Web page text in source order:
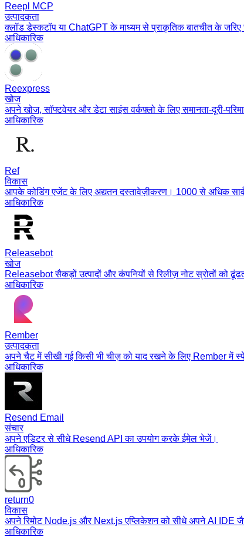
Reepl MCP
उत्पादकता
क्लॉड डेस्कटॉप या ChatGPT के माध्यम से प्राकृतिक बातचीत के
आधिकारिक
Reexpress
खोज
अपने खोज, सॉफ्टवेयर और डेटा साइंस वर्कफ़्लो के लिए समानता-दूरी-
आधिकारिक
Ref
विकास
आपके कोडिंग एजेंट के लिए अद्यतन दस्तावेज़ीकरण। 1000 से अधिक
आधिकारिक
Releasebot
खोज
Releasebot सैकड़ों उत्पादों और कंपनियों से रिलीज़ नोट स्रोतों को
आधिकारिक
Rember
उत्पादकता
अपने चैट में सीखी गई किसी भी चीज़ को याद रखने के लिए Rember में
आधिकारिक
Resend Email
संचार
अपने एडिटर से सीधे Resend API का उपयोग करके ईमेल भेजें।
आधिकारिक
return0
विकास
अपने रिमोट Node.js और Next.js एप्लिकेशन को सीधे अपने AI IDE
आधिकारिक